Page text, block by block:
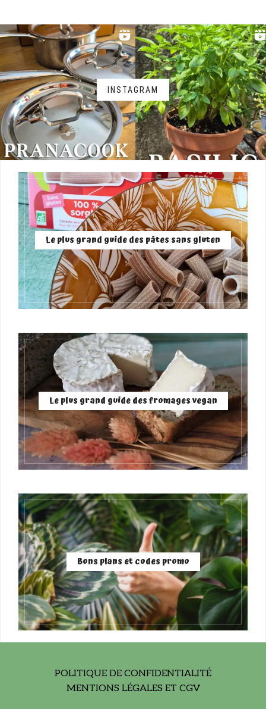
INSTAGRAM
Le plus grand guide des pâtes sans gluten
Le plus grand guide des fromages vegan
Bons plans et codes promo
POLITIQUE DE CONFIDENTIALITÉ
MENTIONS LÉGALES ET CGV